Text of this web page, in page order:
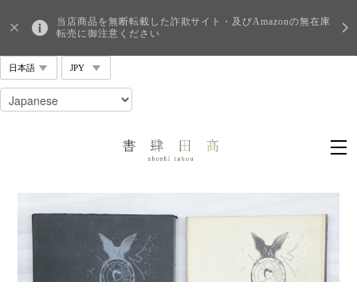
当店商品を無断転載した詐欺サイト・及びAmazonの無在庫
転売に御注意ください